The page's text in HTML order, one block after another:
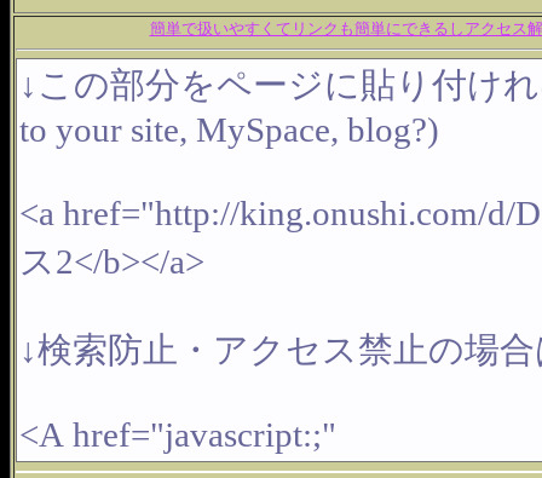
簡単で扱いやすくてリンクも簡単にできるしアクセス